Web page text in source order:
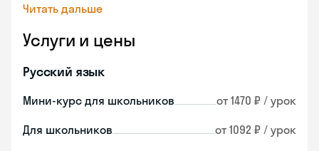
Читать дальше
Услуги и цены
Русский язык
Мини-курс для школьников от 1470 ₽ / урок
Для школьников от 1092 ₽ / урок